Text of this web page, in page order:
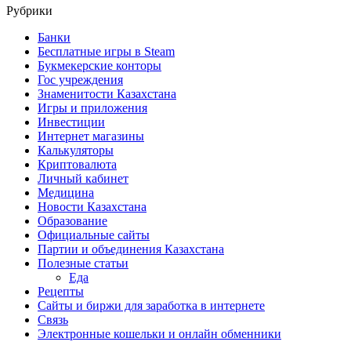
Рубрики
Банки
Бесплатные игры в Steam
Букмекерские конторы
Гос учреждения
Знаменитости Казахстана
Игры и приложения
Инвестиции
Интернет магазины
Калькуляторы
Криптовалюта
Личный кабинет
Медицина
Новости Казахстана
Образование
Официальные сайты
Партии и объединения Казахстана
Полезные статьи
Еда
Рецепты
Сайты и биржи для заработка в интернете
Связь
Электронные кошельки и онлайн обменники